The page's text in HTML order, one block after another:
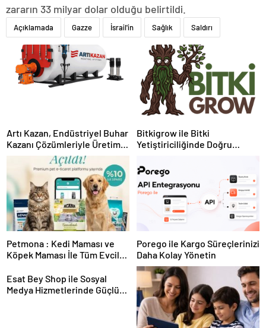
zararın 33 milyar dolar olduğu belirtildi.
Açıklamada Gazze İsrail'in Sağlık Saldırı
Artı Kazan, Endüstriyel Buhar
Kazanı Çözümleriyle Üretim
Tesislerine Verimli Sistemler
Sunuyor
Bitkigrow ile Bitki
Yetiştiriciliğinde Doğru
Petmona : Kedi Maması ve
Köpek Maması İle Tüm Evcil
Porego ile Kargo Süreçlerinizi
Daha Kolay Yönetin
Esat Bey Shop ile Sosyal
Medya Hizmetlerinde Güçlü